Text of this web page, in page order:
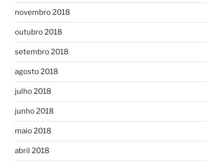
novembro 2018
outubro 2018
setembro 2018
agosto 2018
julho 2018
junho 2018
maio 2018
abril 2018